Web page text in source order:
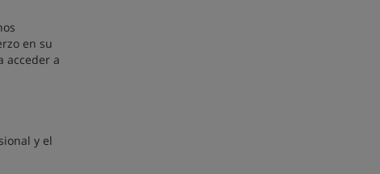
en su
acceder a
y el